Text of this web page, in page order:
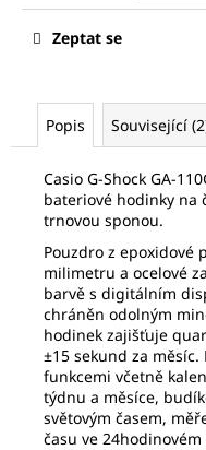
Zeptat se
Popis Související
Casio G-Shock GA-
bateriové hodinky na
trnovou sponou.
Pouzdro z epoxidové
milimetru a ocelové
barvě s digitálním
chráněn odolným
hodinek zajišťuje
±15 sekund za
funkcemi včetně
týdnu a měsíce,
světovým časem,
času ve
u
FREDERIQUE
CONSTANT
FC-
306S4S6B
483
Původně:
690